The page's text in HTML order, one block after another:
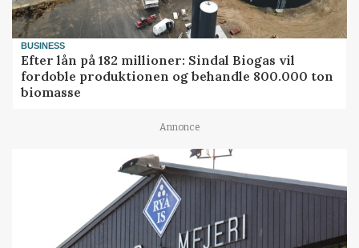
BUSINESS
Efter lån på 182 millioner: Sindal Biogas vil
fordoble produktionen og behandle 800.000 ton
biomasse
Annonce